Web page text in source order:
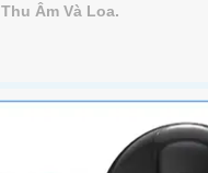
Thu Âm Và Loa.